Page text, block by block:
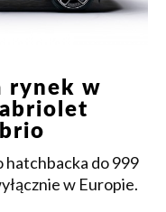
rynek w
do 999
w Europie.